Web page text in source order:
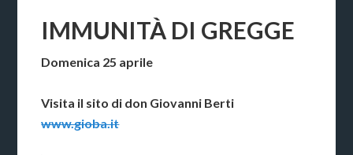
IMMUNITÀ DI GREGGE
Domenica 25 aprile
Visita il sito di don Giovanni Berti
www.gioba.it